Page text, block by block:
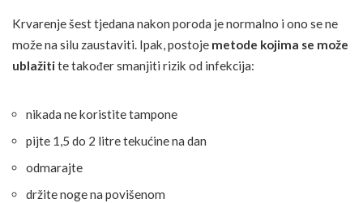
Krvarenje šest tjedana nakon poroda je normalno i ono se ne
može na silu zaustaviti. Ipak, postoje metode kojima se može
ublažitite također smanjiti rizik od infekcija:
nikada ne koristite tampone
pijte 1,5 do 2 litre tekućine na dan
odmarajte
držite noge na povišenom